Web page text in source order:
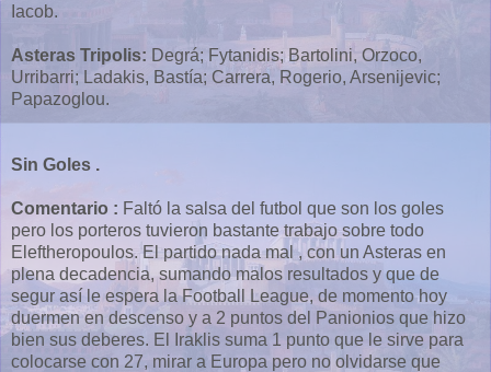
Iacob.
Asteras Tripolis: Degrá; Fytanidis; Bartolini, Orzoco,
Urribarri; Ladakis, Bastía; Carrera, Rogerio, Arsenijevic;
Papazoglou.
Sin Goles .
Comentario : Faltó la salsa del futbol que son los goles
pero los porteros tuvieron bastante trabajo sobre todo
Eleftheropoulos. El partido nada mal , con un Asteras en
plena decadencia, sumando malos resultados y que de
segur así le espera la Football League, de momento hoy
duermen en descenso y a 2 puntos del Panionios que hizo
bien sus deberes. El Iraklis suma 1 punto que le sirve para
colocarse con 27, mirar a Europa pero no olvidarse que